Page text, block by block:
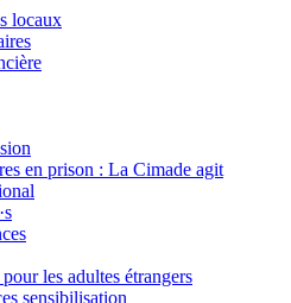
locaux
en prison : La Cimade agit
les adultes étrangers
sensibilisation